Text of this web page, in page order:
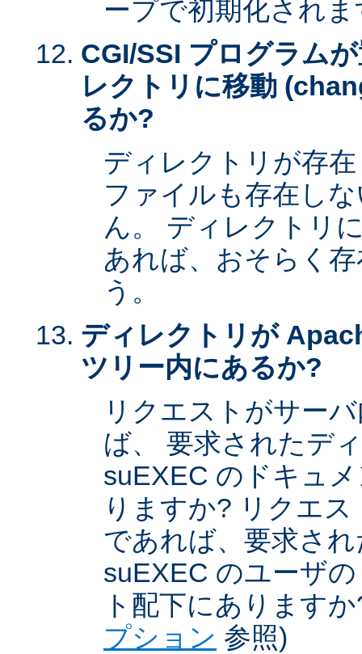
ープで初期化されま
CGI/SSI プログラム
レクトリに移動
るか?
ディレクトリが存
ファイルも存在し
ん。 ディレクトリ
あれば、おそらく
う。
ディレクトリが
ツリー内にあるか?
リクエストがサー
ば、 要求されたデ
suEXEC のドキュ
りますか? リクエ
であれば、要求さ
suEXEC のユーザ
ト配下にあります
プション 参照)